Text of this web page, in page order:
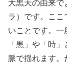
大黒天の由来で
ラ）です。ここ
いことです。一
「黒」や「時
脈で揺れます